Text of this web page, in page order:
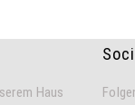
Haus